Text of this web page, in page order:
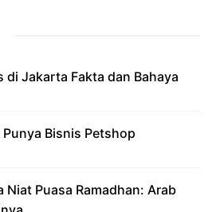
di Jakarta Fakta dan Bahaya
Bisnis Petshop
Niat Puasa Ramadhan: Arab